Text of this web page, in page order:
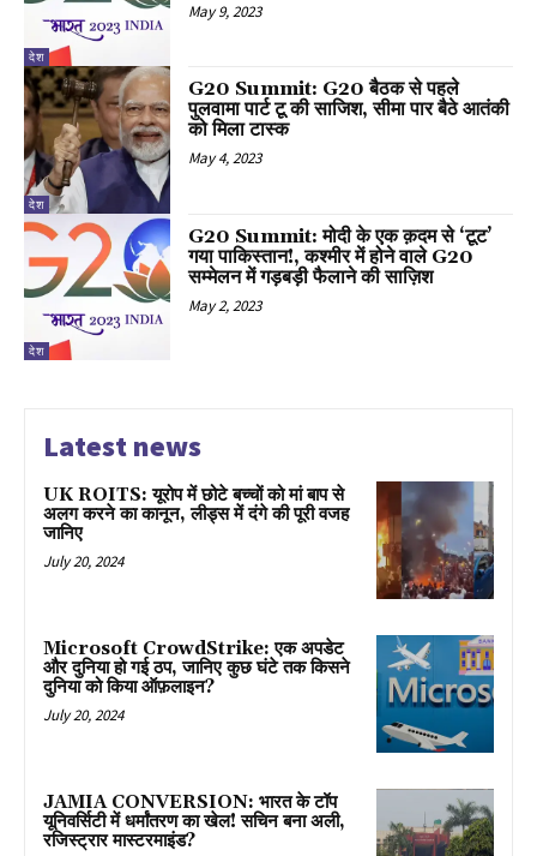
देश
May 9, 2023
देश
G20 Summit: G20 बैठक से पहले
पुलवामा पार्ट टू की साजिश, सीमा पार बैठे आतंकी
को मिला टास्क
May 4, 2023
देश
G20 Summit: मोदी के एक क़दम से ‘टूट’
गया पाकिस्तान!, कश्मीर में होने वाले G20
सम्मेलन में गड़बड़ी फैलाने की साज़िश
May 2, 2023
Latest news
UK ROITS: यूरोप में छोटे बच्चों को मां बाप से
अलग करने का कानून, लीड्स में दंगे की पूरी वजह
जानिए
July 20, 2024
Microsoft CrowdStrike: एक अपडेट
और दुनिया हो गई ठप, जानिए कुछ घंटे तक किसने
दुनिया को किया ऑफ़लाइन?
July 20, 2024
JAMIA CONVERSION: भारत के टॉप
यूनिवर्सिटी में धर्मांतरण का खेल! सचिन बना अली,
रजिस्ट्रार मास्टरमाइंड?